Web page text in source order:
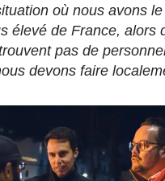
où nous avons
élevé de France, alors
pas de
devons faire